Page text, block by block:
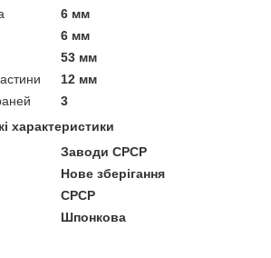
6 мм
6 мм
53 мм
12 мм
3
характеристики
Заводи СРСР
Нове зберігання
СРСР
Шпонкова